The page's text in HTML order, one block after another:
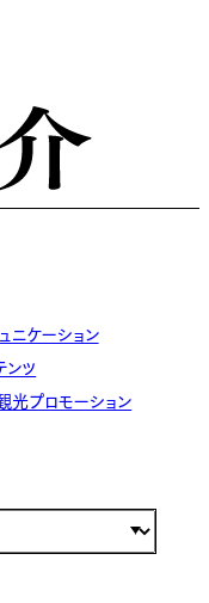
ニケーション
ンツ
光プロモーション